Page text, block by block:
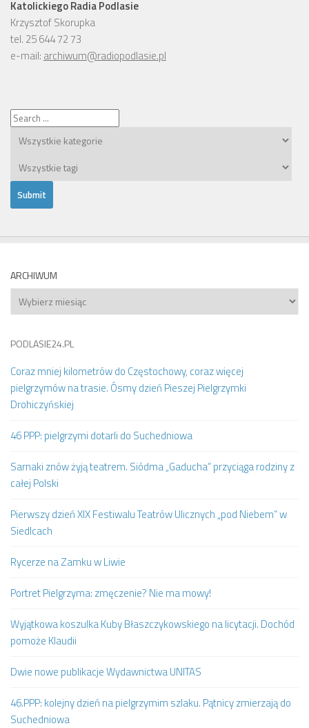
Katolickiego Radia Podlasie
Krzysztof Skorupka
tel. 25 644 72 73
e-mail: archiwum@radiopodlasie.pl
ARCHIWUM
Archiwum
PODLASIE24.PL
Coraz mniej kilometrów do Częstochowy, coraz więcej
pielgrzymów na trasie. Ósmy dzień Pieszej Pielgrzymki
Drohiczyńskiej
46 PPP: pielgrzymi dotarli do Suchedniowa
Sarnaki znów żyją teatrem. Siódma „Gaducha” przyciąga rodziny z
całej Polski
Pierwszy dzień XIX Festiwalu Teatrów Ulicznych „pod Niebem” w
Siedlcach
Rycerze na Zamku w Liwie
Portret Pielgrzyma: zmęczenie? Nie ma mowy!
Wyjątkowa koszulka Kuby Błaszczykowskiego na licytacji. Dochód
pomoże Klaudii
Dwie nowe publikacje Wydawnictwa UNITAS
46.PPP: kolejny dzień na pielgrzymim szlaku. Pątnicy zmierzają do
Suchedniowa